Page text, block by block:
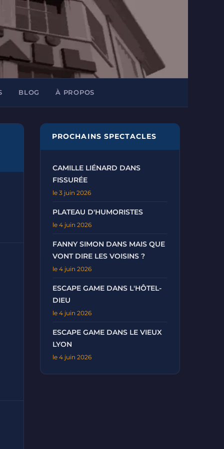
BLOG À PROPOS
PROCHAINS SPECTACLES
CAMILLE LIÉNARD DANS
FISSURÉE
le 3 juin 2026
PLATEAU D'HUMORISTES
le 4 juin 2026
FANNY SIMON DANS MAIS QUE
VONT DIRE LES VOISINS ?
le 4 juin 2026
ESCAPE GAME DANS L'HÔTEL-
DIEU
le 4 juin 2026
ESCAPE GAME DANS LE VIEUX
LYON
le 4 juin 2026